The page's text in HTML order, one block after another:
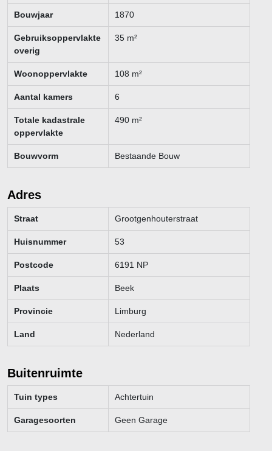
Bouwjaar 1870
Gebruiksoppervlakte
overig
35 m²
Woonoppervlakte 108 m²
Aantal kamers 6
Totale kadastrale
oppervlakte
490 m²
Bouwvorm Bestaande Bouw
Adres
Straat Grootgenhouterstraat
Huisnummer 53
Postcode 6191 NP
Plaats Beek
Provincie Limburg
Land Nederland
Buitenruimte
Tuin types Achtertuin
Garagesoorten Geen Garage